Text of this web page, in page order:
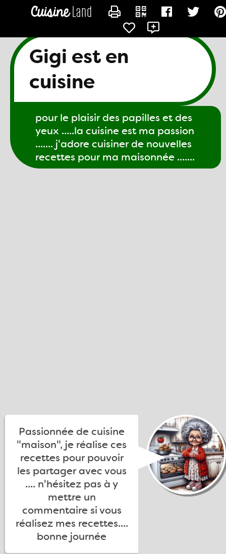
Gigi est en
cuisine
pour le plaisir des papilles et des
yeux .....la cuisine est ma passion
....... j'adore cuisiner de nouvelles
recettes pour ma maisonnée .......
Passionnée de cuisine
"maison", je réalise ces
recettes pour pouvoir
les partager avec vous
.... n'hésitez pas à y
mettre un
commentaire si vous
réalisez mes recettes....
bonne journée
CONTACTER GIGI61